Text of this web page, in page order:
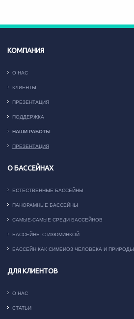
КОМПАНИЯ
О НАС
КЛИЕНТЫ
ПРЕЗЕНТАЦИЯ
ПОДДЕРЖКА
НАШИ РАБОТЫ
ПРЕЗЕНТАЦИЯ
О БАССЕЙНАХ
ЕСТЕСТВЕННЫЕ БАССЕЙНЫ
ПАНОРАМНЫЕ БАССЕЙНЫ
САМЫЕ-САМЫЕ СРЕДИ БАССЕЙНОВ
БАССЕЙНЫ С ИЗЮМИНКОЙ
БАССЕЙН КАК СИМБИОЗ ЧЕЛОВЕКА И ПРИРОДЫ
ДЛЯ КЛИЕНТОВ
О НАС
СТАТЬИ